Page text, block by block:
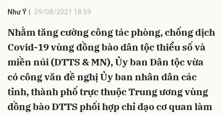
Như Ý 09/08/2021 18:59
Nhằm tăng cường công tác phòng, chống dịch
Covid-19 vùng đồng bào dân tộc thiểu số và
miền núi (DTTS & MN), Ủy ban Dân tộc vừa
có công văn đề nghị Ủy ban nhân dân các
tỉnh, thành phố trực thuộc Trung ương vùng
đồng bào DTTS phối hợp chỉ đạo cơ quan làm